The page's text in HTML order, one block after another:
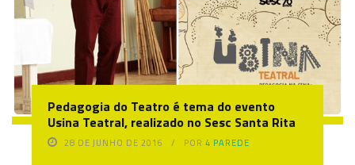
Pedagogia do Teatro é tema do evento
Usina Teatral, realizado no Sesc Santa Rita
28 DE JUNHO DE 2016 POR4 PAREDE